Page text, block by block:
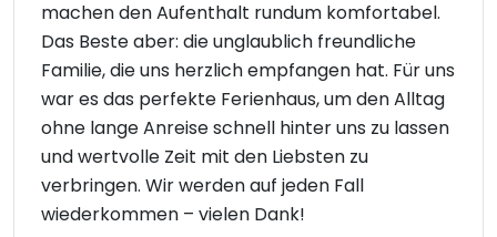
machen den Aufenthalt rundum komfortabel.
Das Beste aber: die unglaublich freundliche
Familie, die uns herzlich empfangen hat. Für uns
war es das perfekte Ferienhaus, um den Alltag
ohne lange Anreise schnell hinter uns zu lassen
und wertvolle Zeit mit den Liebsten zu
verbringen. Wir werden auf jeden Fall
wiederkommen – vielen Dank!